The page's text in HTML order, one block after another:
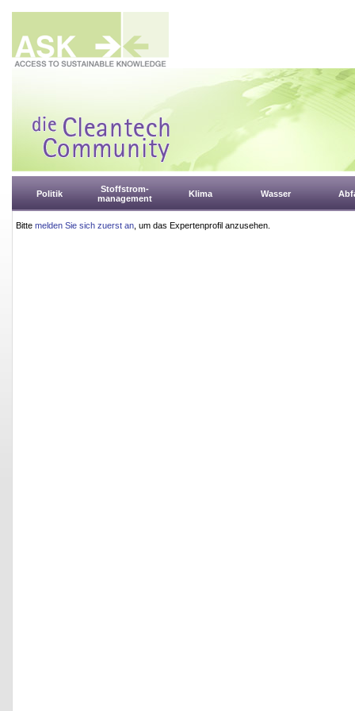
Politik
Stoffstrom-
management
Klima Wasser
Bitte melden Sie sich zuerst an , um das Expertenprofil anzusehen.